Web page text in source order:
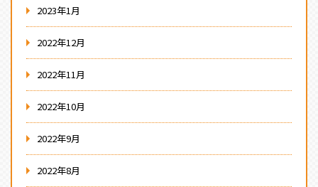
2023年1月
2022年12月
2022年11月
2022年10月
2022年9月
2022年8月